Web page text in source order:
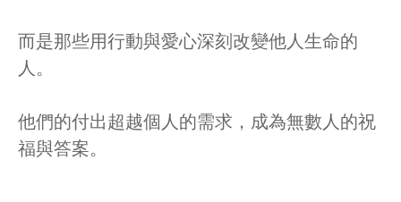
而是那些用行動與愛心深刻改變他人生命的
人。
他們的付出超越個人的需求，成為無數人的祝
福與答案。